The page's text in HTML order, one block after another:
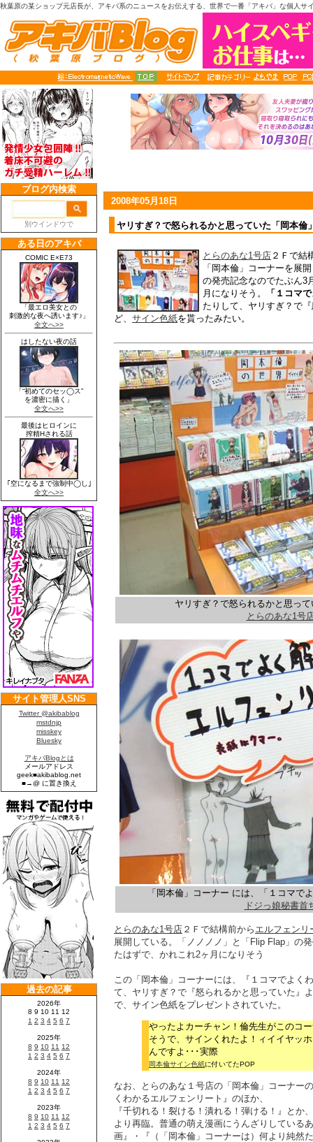
秋葉原の某ショップ元店長が、アキバ系のニュースをお伝えする、世界で一番「アキバ」な個人サ
2008年05月18日
ヤリすぎ？で怒られるかと思っていた「岡本
とらのあな1号店 ２Ｆで結
「岡本倫」コーナーを展
の発売記念なのでたぶん3
月になりそう。
「１コマ
たりして、ヤリすぎ？で
ど、 サイン色紙を貰ったみたい。
ヤリすぎ？で怒られるかと思っ
とらのあな1号
「岡本倫」コーナー には、「１コマで
ドジっ娘秘書首
とらのあな1号店 ２Ｆで結構前から エルフェンリ
展開している。「ノノノノ」と「Flip Flap」の
たはずで、かれこれ2ヶ月になりそう
この「岡本倫」コーナーには、『１コマでよく
て、ヤリすぎ？で『怒られるかと思っていた』
で、サイン色紙をプレゼントされていた。
やったよカーチャン！倫先生がこのコ
そうで、サインくれたよ！ィイイヤッ
んですよ･･･実際
岡本倫サイン色紙に付いてたPOP
なお、とらのあな１号店の「岡本倫」コーナー
くわかるエルフェンリート』のほか、
『千切れる！裂ける！潰れる！弾ける！』とか
より再臨。普通の萌え漫画にうんざりしている
画』・『（「岡本倫」コーナーは）何より純然